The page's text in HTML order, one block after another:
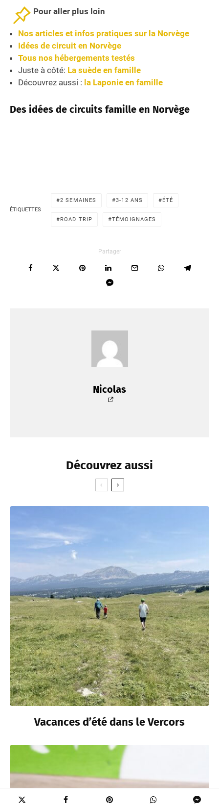
Pour aller plus loin
Nos articles et infos pratiques sur la Norvège
Idées de circuit en Norvège
Tous nos hébergements testés
Juste à côté: La suède en famille
Découvrez aussi : la Laponie en famille
Des idées de circuits famille en Norvège
ÉTIQUETTES
2 SEMAINES 3-12 ANS ÉTÉ
ROAD TRIP TÉMOIGNAGES
Partager
Nicolas
Découvrez aussi
Vacances d’été dans le Vercors